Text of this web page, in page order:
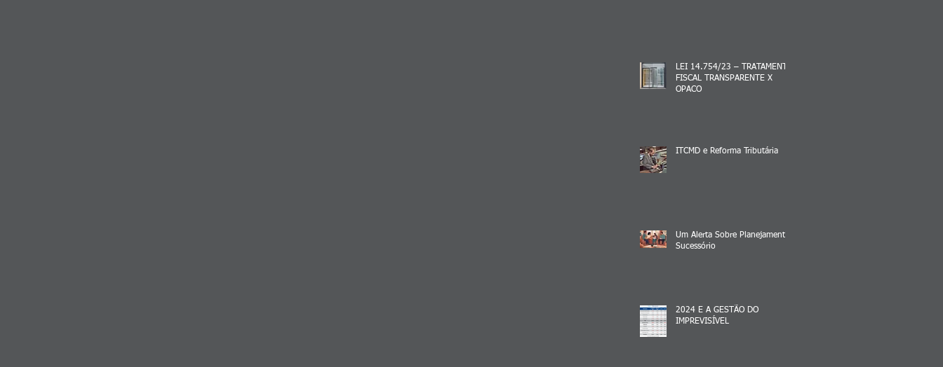
LEI 14.754/23 – TRATAMENTO
FISCAL TRANSPARENTE X
OPACO
ITCMD e Reforma Tributária
Um Alerta Sobre Planejamento
Sucessório
2024 E A GESTÃO DO
IMPREVISÍVEL